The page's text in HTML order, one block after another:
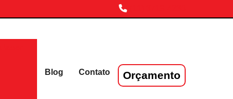
Blog Contato Orçamento